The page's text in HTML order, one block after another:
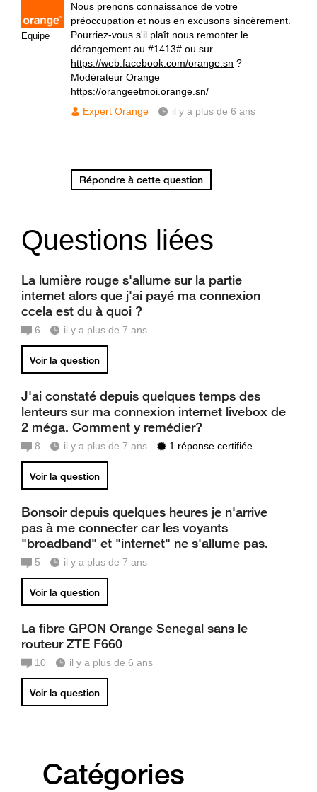
Equipe
Nous prenons connaissance de votre
préoccupation et nous en excusons sincèrement.
Pourriez-vous s'il plaît nous remonter le
dérangement au #1413# ou sur
https://web.facebook.com/orange.sn ?
Modérateur Orange
https://orangeetmoi.orange.sn/
Expert Orange
il y a plus de 6 ans
Répondre à cette question
Questions liées
La lumière rouge s'allume sur la partie
internet alors que j'ai payé ma connexion
ccela est du à quoi ?
6 il y a plus de 7 ans
Voir la question
J'ai constaté depuis quelques temps des
lenteurs sur ma connexion internet livebox de
2 méga. Comment y remédier?
8 il y a plus de 7 ans 1 réponse certifiée
Voir la question
Bonsoir depuis quelques heures je n'arrive
pas à me connecter car les voyants
"broadband" et "internet" ne s'allume pas.
5 il y a plus de 7 ans
Voir la question
La fibre GPON Orange Senegal sans le
routeur ZTE F660
10 il y a plus de 6 ans
Voir la question
Catégories